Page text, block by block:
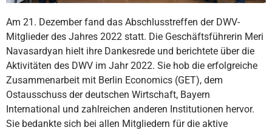
Am 21. Dezember fand das Abschlusstreffen der DWV-
Mitglieder des Jahres 2022 statt. Die Geschäftsführerin Meri
Navasardyan hielt ihre Dankesrede und berichtete über die
Aktivitäten des DWV im Jahr 2022. Sie hob die erfolgreiche
Zusammenarbeit mit Berlin Economics (GET), dem
Ostausschuss der deutschen Wirtschaft, Bayern
International und zahlreichen anderen Institutionen hervor.
Sie bedankte sich bei allen Mitgliedern für die aktive